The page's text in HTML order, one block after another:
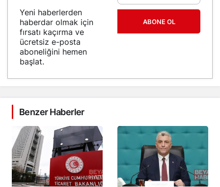
Yeni haberlerden
haberdar olmak için
fırsatı kaçırma ve
ücretsiz e-posta
aboneliğini hemen
başlat.
ABONE OL
Benzer Haberler